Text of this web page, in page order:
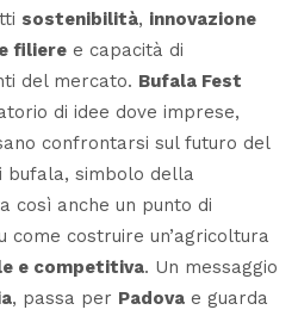
sostenibilità, innovazione
filiere e capacità di
del mercato. Bufala Fest
di idee dove imprese,
confrontarsi sul futuro del
bufala, simbolo della
così anche un punto di
costruire un’agricoltura
e competitiva. Un messaggio
, passa per Padova e guarda